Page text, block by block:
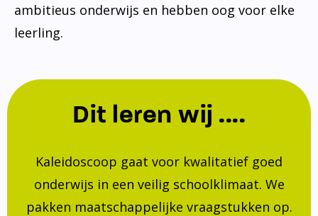
ambitieus onderwijs en hebben oog voor elke
leerling.
Dit leren wij ....
Kaleidoscoop gaat voor kwalitatief goed
onderwijs in een veilig schoolklimaat. We
pakken maatschappelijke vraagstukken op.